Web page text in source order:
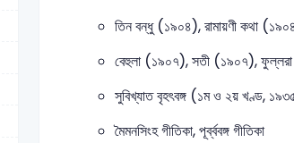
তিন বন্ধু (১৯০৪), রামায়ণী কথা
বেহুলা (১৯০৭), সতী (১৯০৭),
সুবিখ্যাত বৃহৎবঙ্গ (১ম ও ২য় খণ্ড,
মৈমনসিংহ গীতিকা, পূর্ব্ববঙ্গ গীতিকা